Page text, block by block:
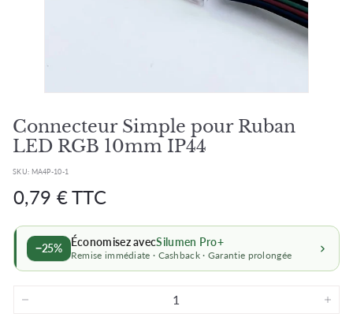
Connecteur Simple pour Ruban
LED RGB 10mm IP44
SKU: MA4P-10-1
régulier
0,79 € TTC0,79
€
−25% Économisez avecSilumen Pro+
Remise immédiate · Cashback · Garantie prolongée